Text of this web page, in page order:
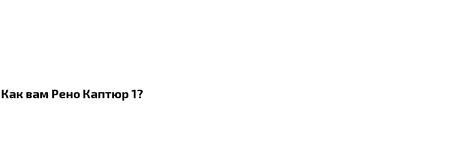
Как вам Рено Каптюр 1?